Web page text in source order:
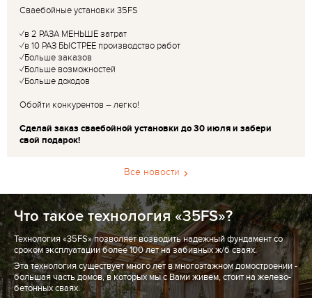
Сваебойные установки 35FS
✓в 2 РАЗА МЕНЬШЕ затрат
✓в 10 РАЗ БЫСТРЕЕ производство работ
✓Больше заказов
✓Больше возможностей
✓Больше доходов
Обойти конкурентов – легко!
Сделай заказ сваебойной установки до 30 июля и забери
свой подарок!
Все новости
Что такое технология «35FS»?
Технология «35FS» позволяет возводить надежный фундамент со
сроком эксплуатации более 100 лет на забивных ж/б сваях.
Эта технология существует много лет в многоэтажном домостроении -
большая часть домов, в которых мы с Вами живем, стоит на железо-
бетонных сваях.